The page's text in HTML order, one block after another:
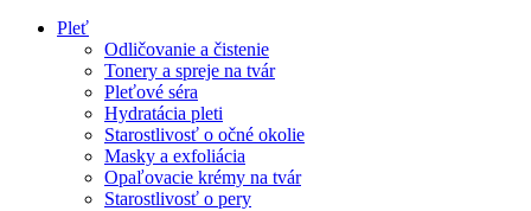
Pleť
Odličovanie a čistenie
Tonery a spreje na tvár
Pleťové séra
Hydratácia pleti
Starostlivosť o očné okolie
Masky a exfoliácia
Opaľovacie krémy na tvár
Starostlivosť o pery